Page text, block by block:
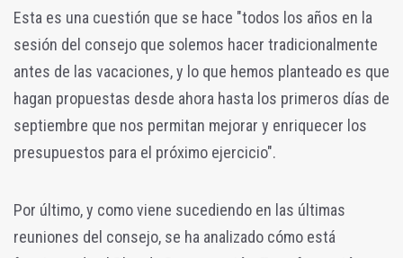
Esta es una cuestión que se hace "todos los años en la
sesión del consejo que solemos hacer tradicionalmente
antes de las vacaciones, y lo que hemos planteado es que
hagan propuestas desde ahora hasta los primeros días de
septiembre que nos permitan mejorar y enriquecer los
presupuestos para el próximo ejercicio".
Por último, y como viene sucediendo en las últimas
reuniones del consejo, se ha analizado cómo está